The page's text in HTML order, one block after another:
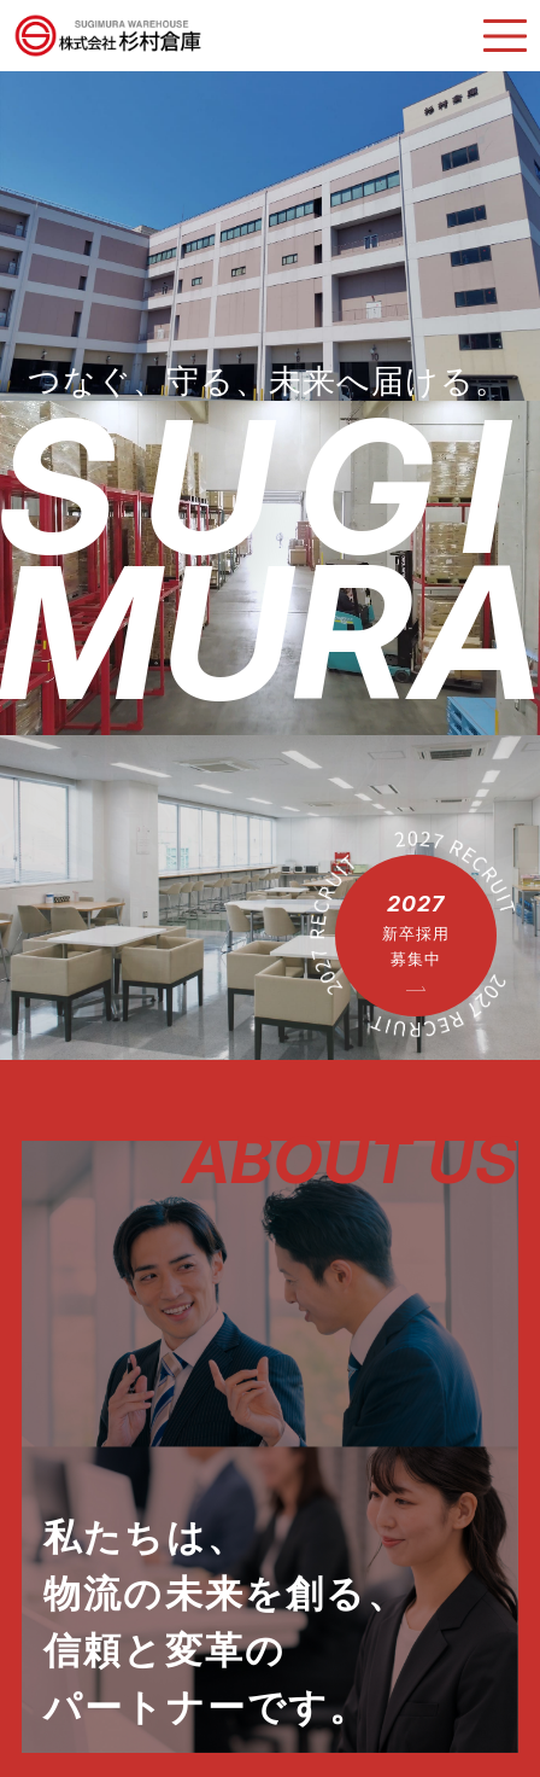
つなぐ、守る、未来へ届ける。
2027
新卒採用
募集中
ABOUT US
私たちは、
物流の未来を創る、
信頼と変革の
パートナーです。